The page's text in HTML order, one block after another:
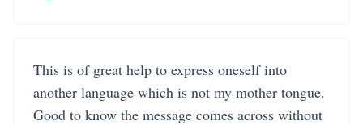
This is of great help to express oneself into
another language which is not my mother tongue.
Good to know the message comes across without